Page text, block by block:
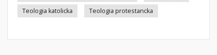
Teologia katolicka
Teologia protestancka